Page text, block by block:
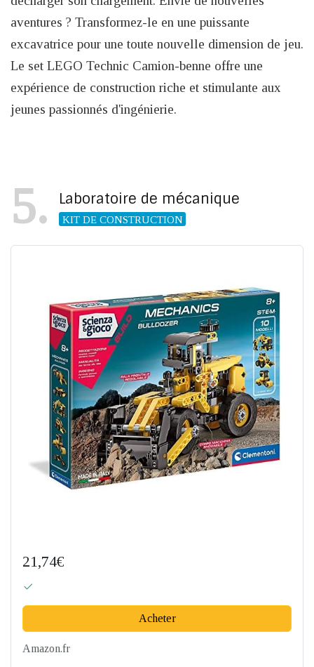
aventures ? Transformez-le en une puissante
excavatrice pour une toute nouvelle dimension de jeu.
Le set LEGO Technic Camion-benne offre une
expérience de construction riche et stimulante aux
jeunes passionnés d'ingénierie.
5 Laboratoire de mécanique
KIT DE CONSTRUCTION
21,74€
Acheter
Amazon.fr